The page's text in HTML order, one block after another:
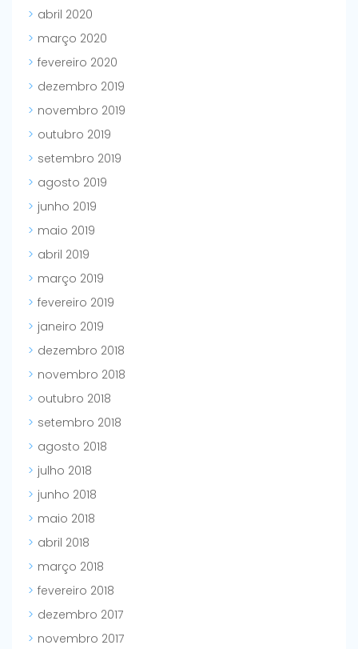
abril 2020
março 2020
fevereiro 2020
dezembro 2019
novembro 2019
outubro 2019
setembro 2019
agosto 2019
junho 2019
maio 2019
abril 2019
março 2019
fevereiro 2019
janeiro 2019
dezembro 2018
novembro 2018
outubro 2018
setembro 2018
agosto 2018
julho 2018
junho 2018
maio 2018
abril 2018
março 2018
fevereiro 2018
dezembro 2017
novembro 2017